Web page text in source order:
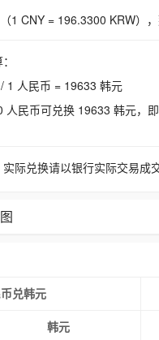
1 CNY = 196.3300 KRW）
1 人民币 = 19633 韩元
人民币可兑换 19633 韩元，
际兑换请以银行实际交易成
兑韩元
韩元